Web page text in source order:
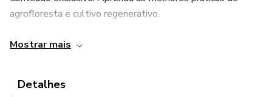
agrofloresta e cultivo regenerativo.
Tira-dúvidas com especialistas: Solucione problemas do
Rede de apoio: Conecte-se com outras pessoas que
Mostrar mais
Detalhes